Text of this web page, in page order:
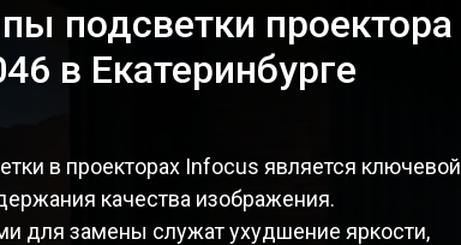
подсветки проектора
в Екатеринбурге
в проекторах Infocus является ключевой
качества изображения.
для замены служат ухудшение яркости,